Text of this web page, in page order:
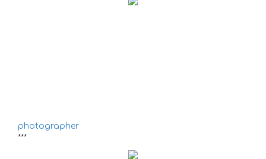
photographer
***